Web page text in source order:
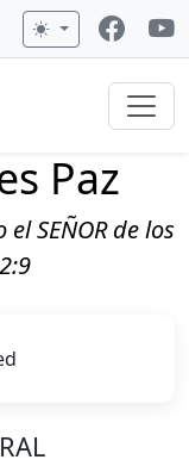
Paz
SEÑOR de los